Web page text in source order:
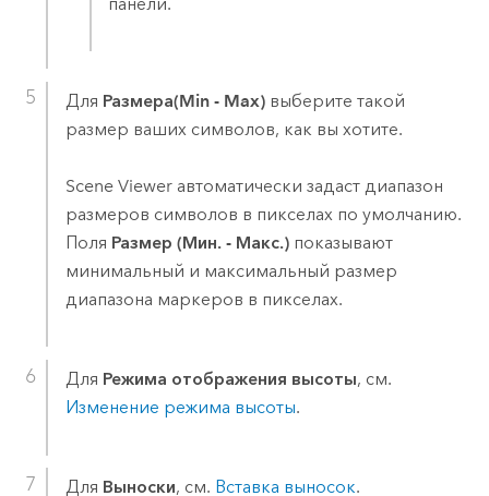
Для Размера(Min - Max)выберите такой
размер ваших символов, как вы хотите.
Scene Viewerавтоматически задаст диапазон
размеров символов в пикселах по умолчанию.
Поля Размер (Мин. - Макс.)показывают
минимальный и максимальный размер
диапазона маркеров в пикселах.
Для Режима отображения высоты, см.
Изменение режима высоты.
Для Выноски, см. Вставка выносок.